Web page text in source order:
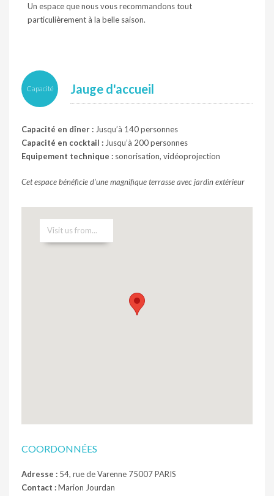
Un espace que nous vous recommandons tout
particulièrement à la belle saison.
Capacité Jauge d'accueil
Capacité en dîner : Jusqu’à 140 personnes
Capacité en cocktail : Jusqu’à 200 personnes
Equipement technique : sonorisation, vidéoprojection
Cet espace bénéficie d’une magnifique terrasse avec jardin extérieur
COORDONNÉES
Adresse : 54, rue de Varenne 75007 PARIS
Contact :Marion Jourdan